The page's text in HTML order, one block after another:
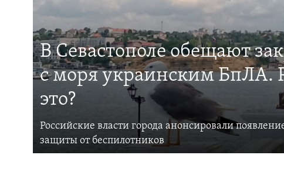
В Севастополе обещают
с моря украинским БпЛА.
это?
Российские власти города анонсировали
защиты от беспилотников